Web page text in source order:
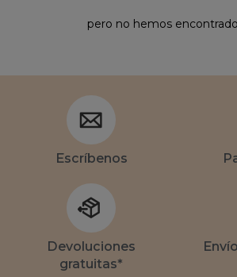
pero no hemos
Escríbenos
Devoluciones
gratuitas*